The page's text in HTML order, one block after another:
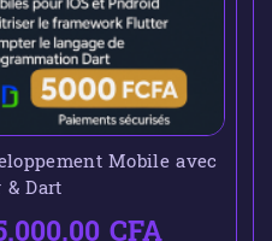
Mobile avec
Dart